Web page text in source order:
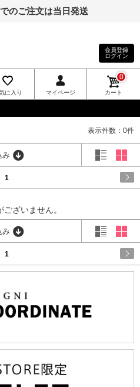
のご注文は当日発送
会員登録
ログイン
に入り マイページ カート
0
表示件数：0件
み
1
ざいません。
み
1